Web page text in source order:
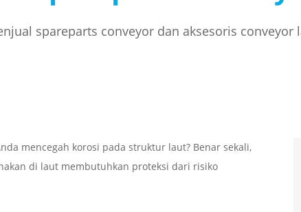
spareparts conveyor dan aksesoris conveyor
mencegah korosi pada struktur laut? Benar sekali,
di laut membutuhkan proteksi dari risiko